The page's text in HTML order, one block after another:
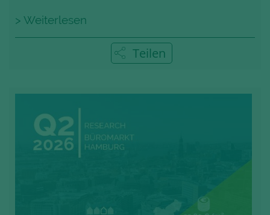
> Weiterlesen
Teilen